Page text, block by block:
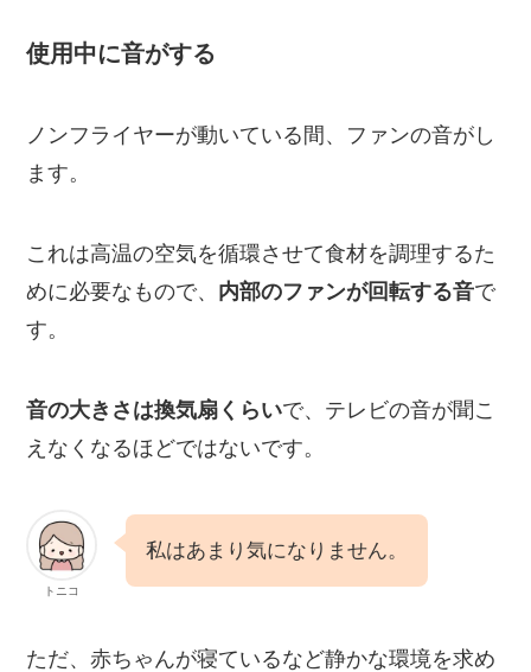
使用中に音がする
ノンフライヤーが動いている間、ファンの音がし
ます。
これは高温の空気を循環させて食材を調理するた
めに必要なもので、 内部のファンが回転する音で
す。
音の大きさは換気扇くらいで、テレビの音が聞こ
えなくなるほどではないです。
トニコ
私はあまり気になりません。
ただ、赤ちゃんが寝ているなど静かな環境を求め